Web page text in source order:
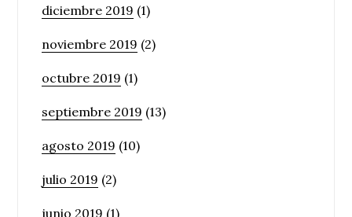
diciembre 2019 (1)
noviembre 2019 (2)
octubre 2019 (1)
septiembre 2019 (13)
agosto 2019 (10)
julio 2019 (2)
junio 2019 (1)